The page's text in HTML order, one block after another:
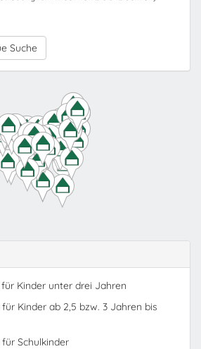
Suche
Kinder unter drei Jahren
Kinder ab 2,5 bzw. 3 Jahren bis
Schulkinder